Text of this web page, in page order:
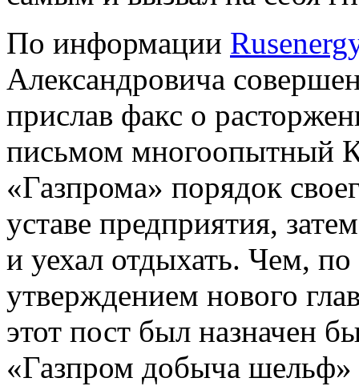
По информации
Александровича
прислав факс о
письмом многоопытный
«Газпрома» порядок
уставе предприятия,
и уехал отдыхать. Чем,
утверждением нового
этот пост был назначен
«Газпром добыча шельф»